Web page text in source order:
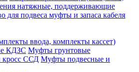
натяжные, поддерживающие
для подвеса муфты и запаса кабеля
ввода, комплекты кассет)
КДЗС Муфты грунтовые
ССД Муфты подвесные и